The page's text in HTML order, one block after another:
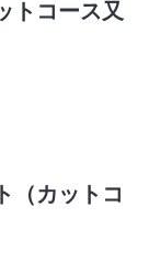
コース又
（カットコ